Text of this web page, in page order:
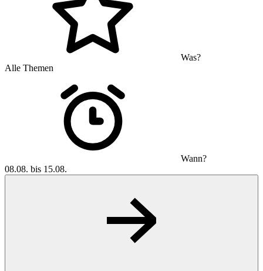
Was?
Alle Themen
Wann?
08.08. bis 15.08.